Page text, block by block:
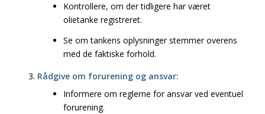
Kontrollere, om der tidligere har været
olietanke registreret.
Se om tankens oplysninger stemmer overens
med de faktiske forhold.
Rådgive om forurening og ansvar:
Informere om reglerne for ansvar ved eventuel
forurening.